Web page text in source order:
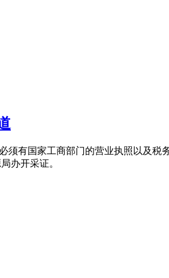
须有国家工商部门的营业执照以及
办开采证。